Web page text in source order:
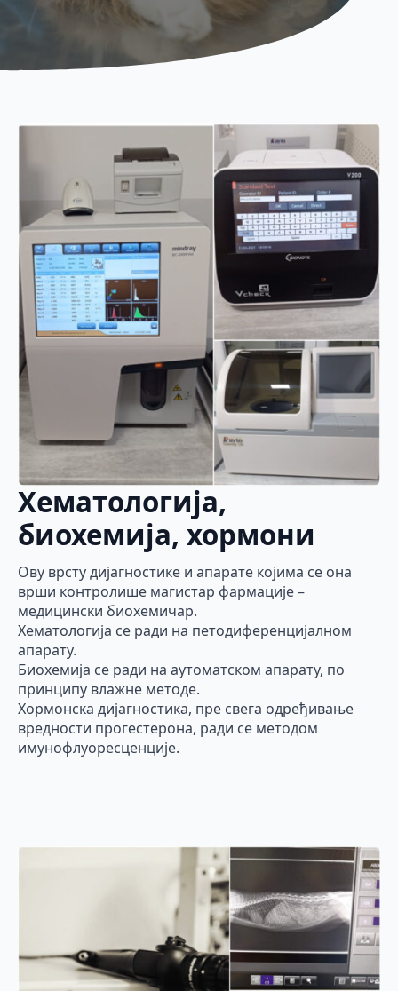
Хематологија,
биохемија, хормони
Ову врсту дијагностике и апарате којима се она
врши контролише магистар фармације –
медицински биохемичар.
Хематологија се ради на петодиференцијалном
апарату.
Биохемија се ради на аутоматском апарату, по
принципу влажне методе.
Хормонска дијагностика, пре свега одређивање
вредности прогестерона, ради се методом
имунофлуоресценције.